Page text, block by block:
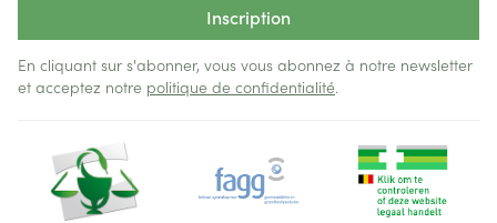
Inscription
En cliquant sur s'abonner, vous vous abonnez à notre newsletter
et acceptez notre politique de confidentialité.